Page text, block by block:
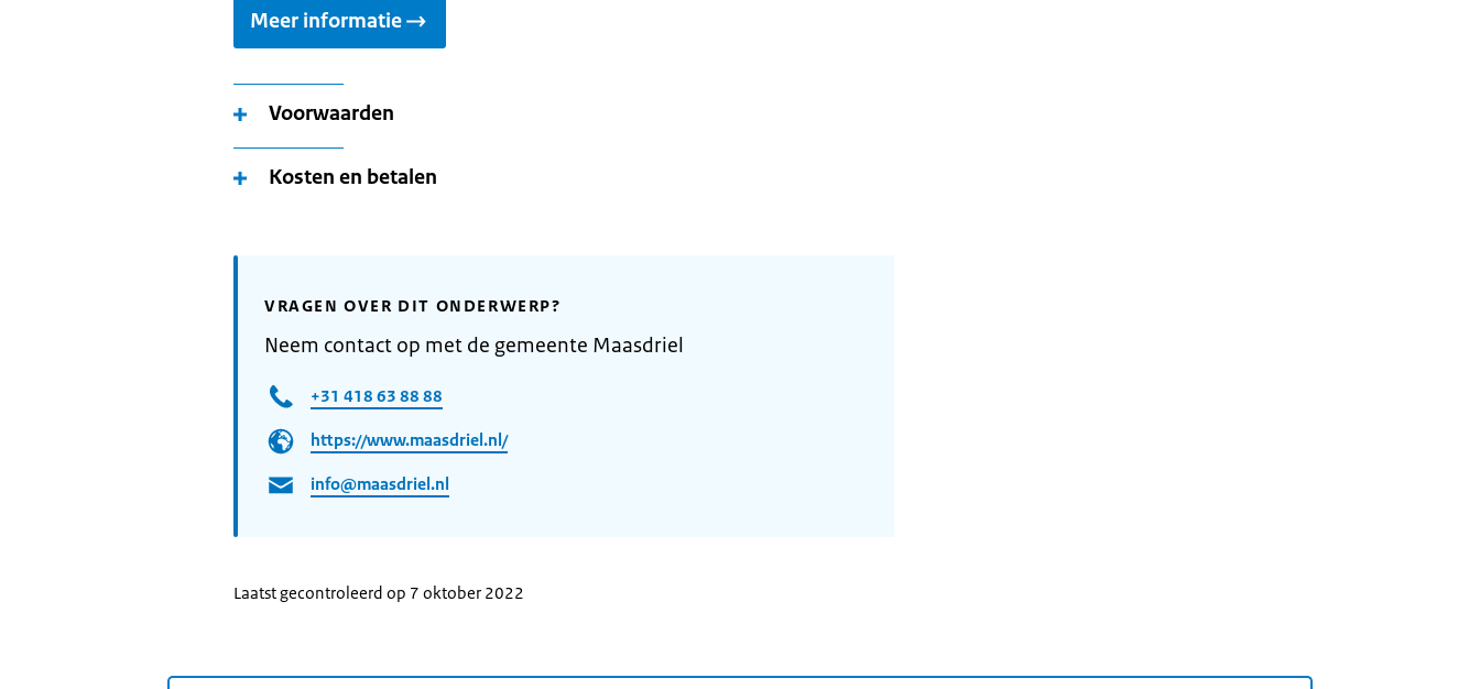
Meer informatie
Voorwaarden
Kosten en betalen
VRAGEN OVER DIT ONDERWERP?
Neem contact op met de gemeente Maasdriel
+31 418 63 88 88
https://www.maasdriel.nl/
info@maasdriel.nl
Laatst gecontroleerd op 7 oktober 2022